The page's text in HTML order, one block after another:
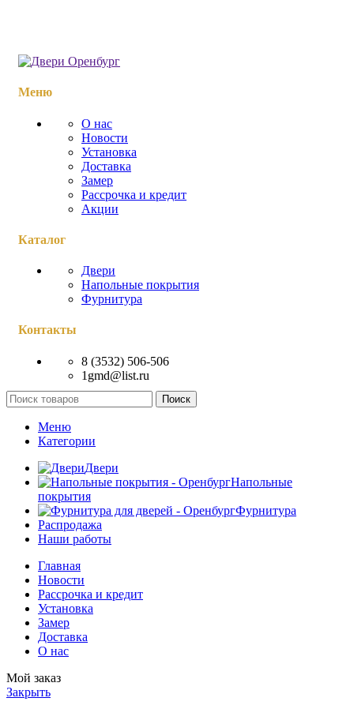
Меню
О нас
Новости
Установка
Доставка
Замер
Рассрочка и кредит
Акции
Каталог
Двери
Напольные покрытия
Фурнитура
Контакты
8 (3532) 506-506
1gmd@list.ru
Поиск
Меню
Категории
Двери
Напольные
покрытия
Фурнитура
Распродажа
Наши работы
Главная
Новости
Рассрочка и кредит
Установка
Замер
Доставка
О нас
Мой заказ
Закрыть